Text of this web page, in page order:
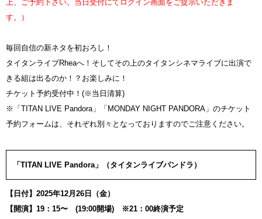
上、ご予約下さい。当日受付にてログイン画面をご提示いただきま
す。）
毎回自信の新ネタを初おろし！
タイタンライブRheaへ！そしてその上のタイタンシネマライブに出演で
きる組は出るのか！？お楽しみに！
チケット予約受付中！(※当日清算)
※「TITAN LIVE Pandora」「MONDAY NIGHT PANDORA」のチケット
予約フォームは、それぞれ別々となっておりますのでご注意ください。
「TITAN LIVE Pandora」（タイタンライブパンドラ）
【日付】2025年12月26日（金）
【開演】19：15〜 (19:00開場) ※21：00終演予定